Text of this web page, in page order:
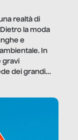
realtà di
la moda
e
In
gravi
dei grandi